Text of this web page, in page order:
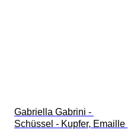
Gabriella Gabrini -
Schüssel - Kupfer, Emaille